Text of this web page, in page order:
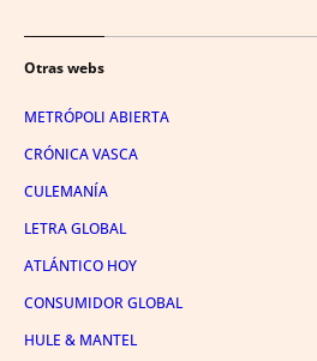
Otras webs
METRÓPOLI ABIERTA
CRÓNICA VASCA
CULEMANÍA
LETRA GLOBAL
ATLÁNTICO HOY
CONSUMIDOR GLOBAL
HULE & MANTEL